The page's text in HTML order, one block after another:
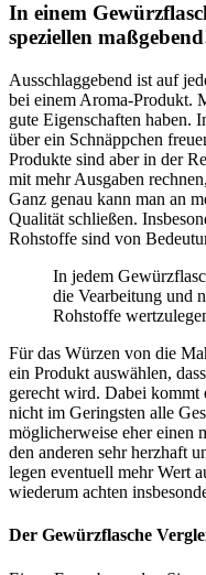
In einem
speziellen
Ausschlaggebend ist auf
bei einem Aroma-Produkt.
gute Eigenschaften haben.
über ein Schnäppchen
Produkte sind aber in der
mit mehr Ausgaben
Ganz genau kann man an
Qualität schließen.
Rohstoffe sind von
In jedem
die Vearbeitung und
Rohstoffe
Für das Würzen von die
ein Produkt auswählen,
gerecht wird. Dabei kommt
nicht im Geringsten alle
möglicherweise eher einen
den anderen sehr herzhaft
legen eventuell mehr Wert
wiederum achten
Der Gewürzflasche